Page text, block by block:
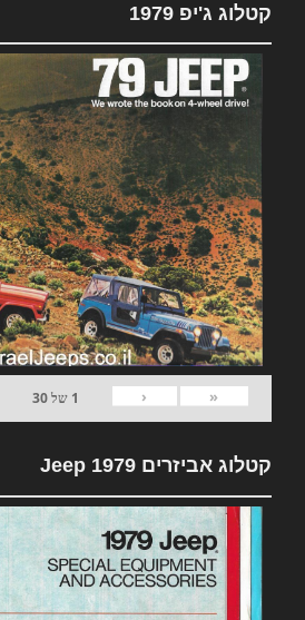
קטלוג ג'יפ 1979
«
‹
1 של30
קטלוג אביזרים 1979 Jeep